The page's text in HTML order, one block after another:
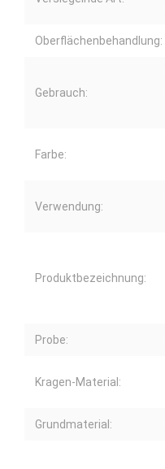
Oberflächenbehandlung:
Gebrauch:
Farbe:
Verwendung:
Produktbezeichnung:
Probe:
Kragen-Material:
Grundmaterial: